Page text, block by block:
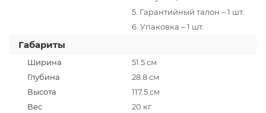
5. Гарантийный талон – 1 шт.
6. Упаковка – 1 шт.
Габариты
Ширина
51.5 см
Глубина
28.8 см
Высота
117.5 см
Вес
20 кг